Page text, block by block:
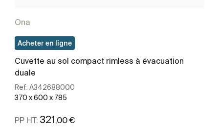
Ona
Acheter en ligne
Cuvette au sol compact rimless à évacuation
duale
Ref: A342688000
370 x 600 x 785
PP HT: 321 ,00 €